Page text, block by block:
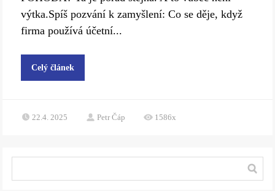
výtka.Spíš pozvání k zamyšlení: Co se děje, když
firma používá účetní...
Celý článek
22.4. 2025 Petr Čáp 1586x